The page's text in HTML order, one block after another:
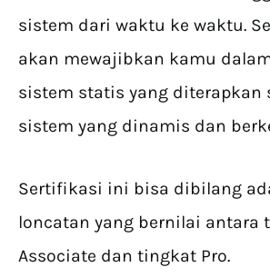
sistem dari waktu ke waktu.
akan mewajibkan kamu
sistem statis yang diterapkan
sistem yang dinamis dan
Sertifikasi ini bisa dibilang
loncatan yang bernilai antara
Associate dan tingkat Pro.